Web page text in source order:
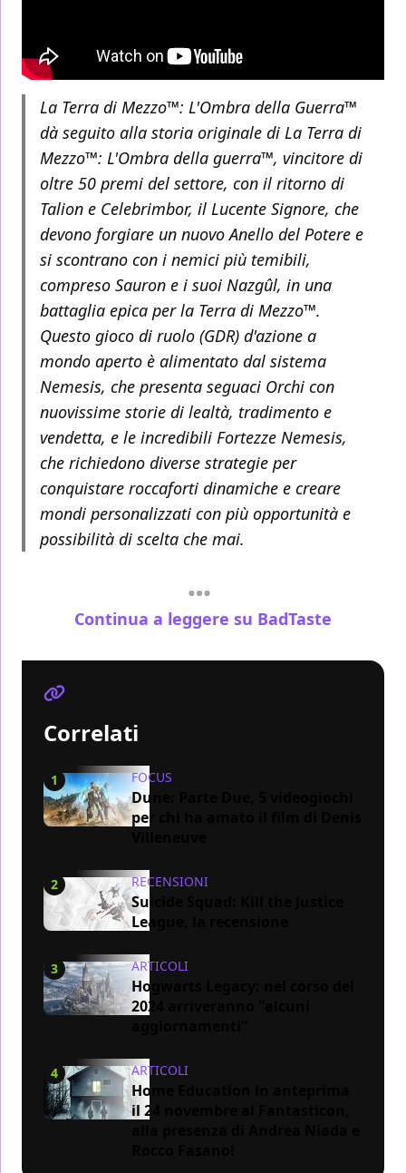
La Terra di Mezzo™: L'Ombra della Guerra™
dà seguito alla storia originale di La Terra di
Mezzo™: L'Ombra della guerra™, vincitore di
oltre 50 premi del settore, con il ritorno di
Talion e Celebrimbor, il Lucente Signore, che
devono forgiare un nuovo Anello del Potere e
si scontrano con i nemici più temibili,
compreso Sauron e i suoi Nazgûl, in una
battaglia epica per la Terra di Mezzo™.
Questo gioco di ruolo (GDR) d'azione a
mondo aperto è alimentato dal sistema
Nemesis, che presenta seguaci Orchi con
nuovissime storie di lealtà, tradimento e
vendetta, e le incredibili Fortezze Nemesis,
che richiedono diverse strategie per
conquistare roccaforti dinamiche e creare
mondi personalizzati con più opportunità e
possibilità di scelta che mai.
Continua a leggere su BadTaste
Correlati
1 FOCUS
Dune: Parte Due, 5 videogiochi
per chi ha amato il film di Denis
2 RECENSIONI
Suicide Squad: Kill the Justice
League, la recensione
3 ARTICOLI
Hogwarts Legacy: nel corso del
2024 arriveranno "alcuni
4 ARTICOLI
Home Education in anteprima
il 24 novembre al Fantasticon,